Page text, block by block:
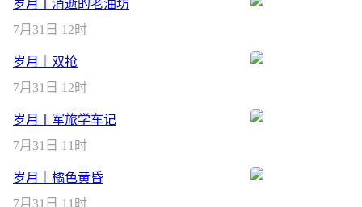
岁月丨消逝的老油坊
7月31日 12时
岁月｜双抢
7月31日 12时
岁月丨军旅学车记
7月31日 11时
岁月｜橘色黄昏
7月31日 11时